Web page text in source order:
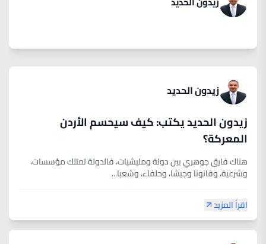
زيدون الحديد
زيدون الحديد يكتب: كيف سيحسم الأردن
المعركة؟
هناك فارق جوهري بين دولة ومليشيات، فالدولة تمتلك مؤسسات،
وشرعية، وقانونا وجيشا، وحلفاء، وشعبا...
اقرأ المزيد